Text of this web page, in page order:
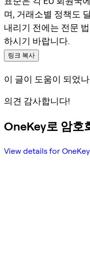
며, 거래소별 정책도
내리기 전에는 전문
하시기 바랍니다.
링크 복사
이 글이 도움이 되었
의견 감사합니다!
OneKey로 암호
View details for OneKey